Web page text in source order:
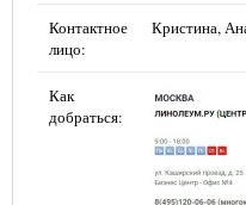
Контактное
лицо:
Кристина,
Как
добраться: